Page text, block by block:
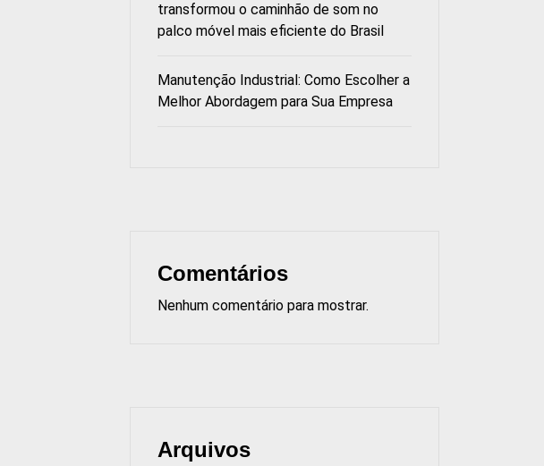
transformou o caminhão de som no
palco móvel mais eficiente do Brasil
Manutenção Industrial: Como Escolher a
Melhor Abordagem para Sua Empresa
Comentários
Nenhum comentário para mostrar.
Arquivos